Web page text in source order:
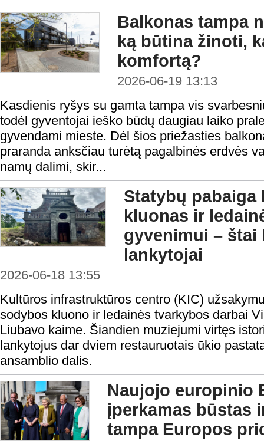
Balkonas tampa
ką būtina žinoti,
komfortą?
2026-06-19 13:13
Kasdienis ryšys su gamta tampa vis
todėl gyventojai ieško būdų daugiau laiko
gyvendami mieste. Dėl šios priežasties
praranda anksčiau turėtą pagalbinės erdvės
namų dalimi, skir...
Statybų pabaiga
kluonas ir
gyvenimui – štai
lankytojai
2026-06-18 13:55
Kultūros infrastruktūros centro (KIC)
sodybos kluono ir ledainės tvarkybos darbai
Liubavo kaime. Šiandien muziejumi virtęs
lankytojus dar dviem restauruotais ūkio
ansamblio dalis.
Naujojo europinio
įperkamas būstas
tampa Europos